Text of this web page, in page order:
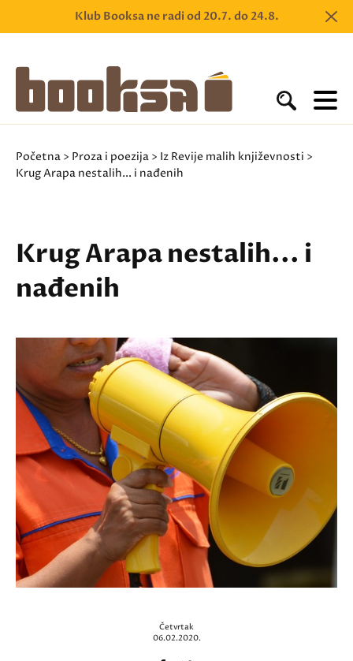
Klub Booksa ne radi od 20.7. do 24.8.
Početna > Proza i poezija > Iz Revije malih književnosti >
Krug Arapa nestalih... i nađenih
Krug Arapa nestalih... i
nađenih
Četvrtak
06.02.2020.